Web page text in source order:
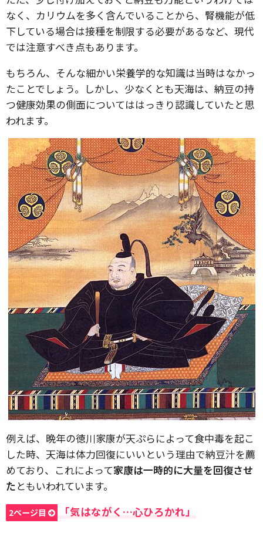
なく、カリウムを多く含んでいることから、腎機能が低
下している場合は接種を制限する必要があるなど、現代
では注意すべき点もあります。
もちろん、そんな細かい栄養学的な知識は当時はなかっ
たことでしょう。しかし、少なくとも天海は、納豆の持
つ健康効果の側面についてははっきり認識していたと思
われます。
例えば、晩年の徳川家康が天ぷらによって食中毒を起こ
した時、天海は体力回復にいいという理由で納豆汁を薦
めており、これによって家康は一時的に大量を回復させ
たともいわれています。
2ページ目 「気はながく…心ひろかれ」